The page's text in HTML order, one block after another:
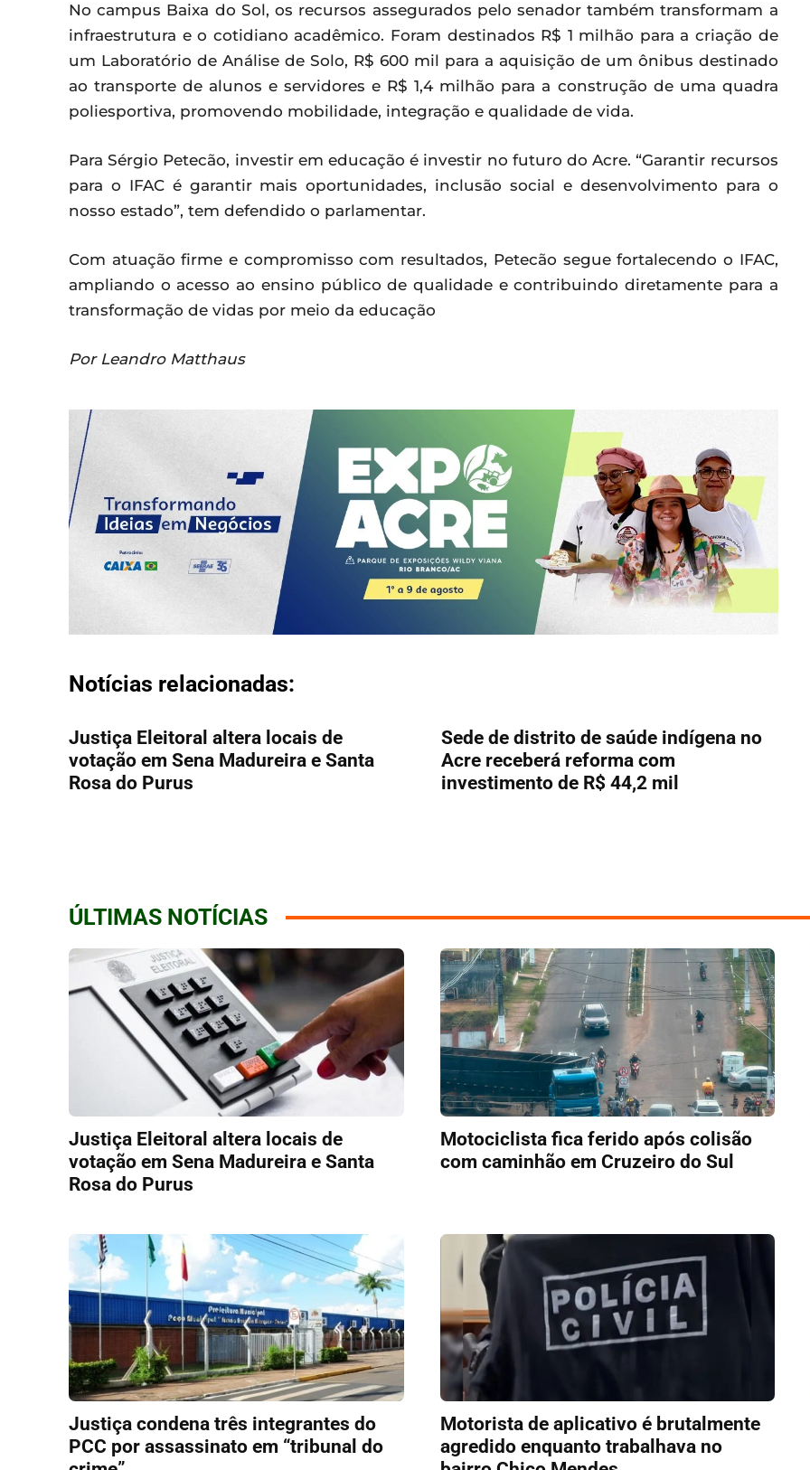
No campus Baixa do Sol, os recursos assegurados pelo senador também transformam a
infraestrutura e o cotidiano acadêmico. Foram destinados R$ 1 milhão para a criação de
um Laboratório de Análise de Solo, R$ 600 mil para a aquisição de um ônibus destinado
ao transporte de alunos e servidores e R$ 1,4 milhão para a construção de uma quadra
poliesportiva, promovendo mobilidade, integração e qualidade de vida.
Para Sérgio Petecão, investir em educação é investir no futuro do Acre. “Garantir recursos
para o IFAC é garantir mais oportunidades, inclusão social e desenvolvimento para o
nosso estado”, tem defendido o parlamentar.
Com atuação firme e compromisso com resultados, Petecão segue fortalecendo o IFAC,
ampliando o acesso ao ensino público de qualidade e contribuindo diretamente para a
transformação de vidas por meio da educação
Por Leandro Matthaus
Notícias relacionadas:
Justiça Eleitoral altera locais de
votação em Sena Madureira e Santa
Rosa do Purus
Sede de distrito de saúde indígena no
Acre receberá reforma com
investimento de R$ 44,2 mil
ÚLTIMAS NOTÍCIAS
Justiça Eleitoral altera locais de
votação em Sena Madureira e Santa
Rosa do Purus
Motociclista fica ferido após colisão
com caminhão em Cruzeiro do Sul
Justiça condena três integrantes do
PCC por assassinato em “tribunal do
Motorista de aplicativo é brutalmente
agredido enquanto trabalhava no